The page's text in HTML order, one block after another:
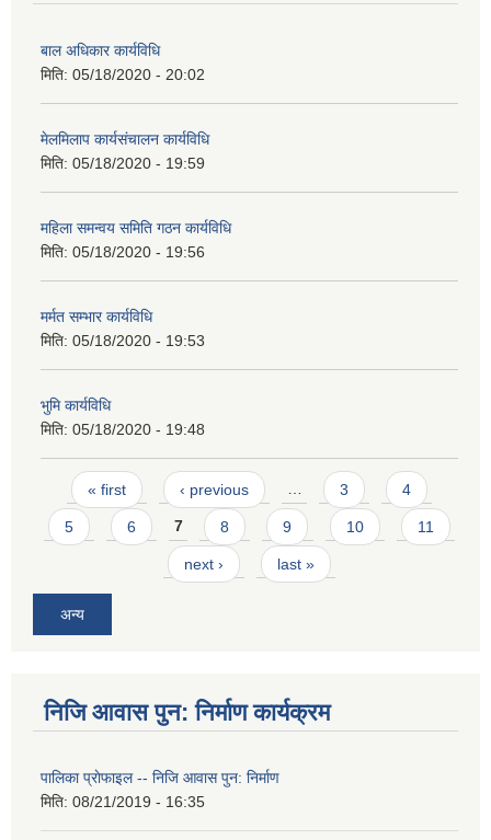
बाल अधिकार कार्यविधि
मिति: 05/18/2020 - 20:02
मेलमिलाप कार्यसंचालन कार्यविधि
मिति: 05/18/2020 - 19:59
महिला समन्वय समिति गठन कार्यविधि
मिति: 05/18/2020 - 19:56
मर्मत सम्भार कार्यविधि
मिति: 05/18/2020 - 19:53
भुमि कार्यविधि
मिति: 05/18/2020 - 19:48
Pages
« first ‹ previous … 3 4
5 6 7 8 9 10 11
next › last »
अन्य
निजि आवास पुन: निर्माण कार्यक्रम
पालिका प्राेफाइल -- निजि आवास पुन: निर्माण
मिति: 08/21/2019 - 16:35